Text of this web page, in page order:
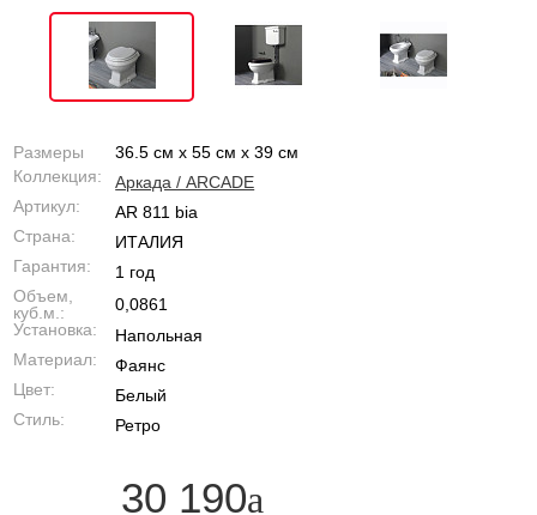
Размеры
36.5 см x 55 см x 39 см
Коллекция:
Аркада / ARCADE
Артикул:
AR 811 bia
Страна:
ИТАЛИЯ
Гарантия:
1 год
Объем,
куб.м.:
0,0861
Установка:
Напольная
Материал:
Фаянс
Цвет:
Белый
Стиль:
Ретро
30 190